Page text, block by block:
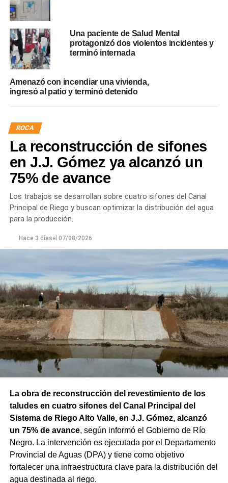
Una paciente de Salud Mental
protagonizó dos violentos incidentes y
terminó internada
Amenazó con incendiar una vivienda,
ingresó al patio y terminó detenido
ROCA
La reconstrucción de sifones
en J.J. Gómez ya alcanzó un
75% de avance
Los trabajos se desarrollan sobre cuatro sifones del Canal
Principal de Riego y buscan optimizar la distribución del agua
para la producción.
Hace 3 díasel 07/08/2026
La obra de reconstrucción del revestimiento de los
taludes en cuatro sifones del Canal Principal del
Sistema de Riego Alto Valle, en J.J. Gómez, alcanzó
un 75% de avance, según informó el Gobierno de Río
Negro. La intervención es ejecutada por el Departamento
Provincial de Aguas (DPA) y tiene como objetivo
fortalecer una infraestructura clave para la distribución del
agua destinada al riego.